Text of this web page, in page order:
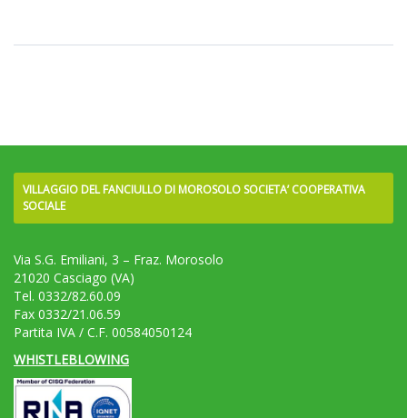
VILLAGGIO DEL FANCIULLO DI MOROSOLO SOCIETA’ COOPERATIVA
SOCIALE
Via S.G. Emiliani, 3 – Fraz. Morosolo
21020 Casciago (VA)
Tel. 0332/82.60.09
Fax 0332/21.06.59
Partita IVA / C.F. 00584050124
WHISTLEBLOWING